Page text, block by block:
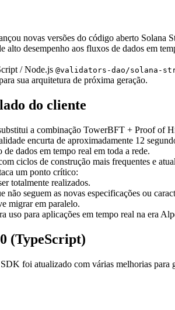
novas versões do código aberto Solana
desempenho aos fluxos de dados em
/ Node.js @validators-dao/solana-
sua arquitetura de próxima geração.
do cliente
a combinação TowerBFT + Proof of
encurta de aproximadamente 12
dados em tempo real em toda a rede.
ciclos de construção mais frequentes e
um ponto crítico:
totalmente realizados.
seguem as novas especificações ou
migrar em paralelo.
uso para aplicações em tempo real na era
(TypeScript)
foi atualizado com várias melhorias para